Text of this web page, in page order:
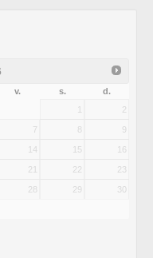
v. s.
d.
1
2
7 8 9
14 15 16
21 22 23
28 29 30